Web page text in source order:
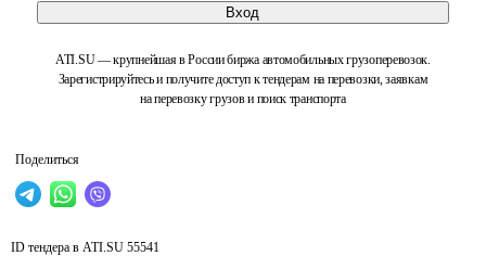
Вход
ATI.SU — крупнейшая в России биржа автомобильных грузоперевозок.
Зарегистрируйтесь и получите доступ к тендерам на перевозки, заявкам
на перевозку грузов и поиск транспорта
Поделиться
ID тендера в ATI.SU 55541